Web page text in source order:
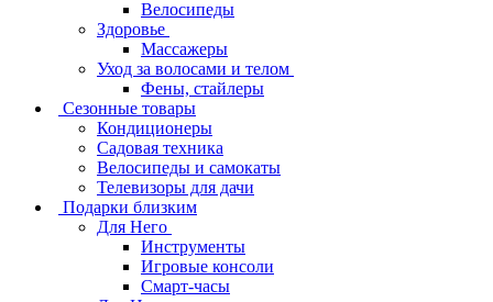
Велосипеды
Здоровье
Массажеры
Уход за волосами и телом
Фены, стайлеры
Сезонные товары
Кондиционеры
Садовая техника
Велосипеды и самокаты
Телевизоры для дачи
Подарки близким
Для Него
Инструменты
Игровые консоли
Смарт-часы